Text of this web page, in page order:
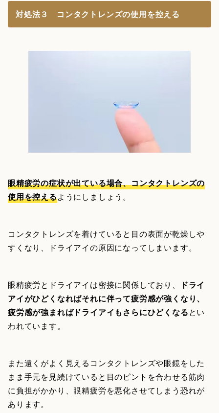
対処法３ コンタクトレンズの使用を控える
眼精疲労の症状が出ている場合、コンタクトレンズの
使用を控えるようにしましょう。
コンタクトレンズを着けていると目の表面が乾燥しや
すくなり、ドライアイの原因になってしまいます。
眼精疲労とドライアイは密接に関係しており、
ドライ
アイがひどくなればそれに伴って疲労感が強くなり、
疲労感が強まればドライアイもさらにひどくなるとい
われています。
また遠くがよく見えるコンタクトレンズや眼鏡をした
まま手元を見続けていると目のピントを合わせる筋肉
に負担がかかり、眼精疲労を悪化させてしまう恐れが
あります。